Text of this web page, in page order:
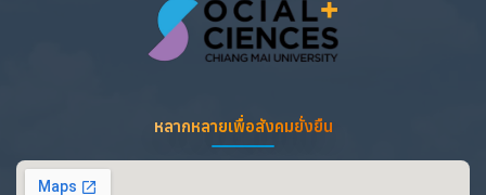
หลากหลายเพื่อสังคมยั่งยืน